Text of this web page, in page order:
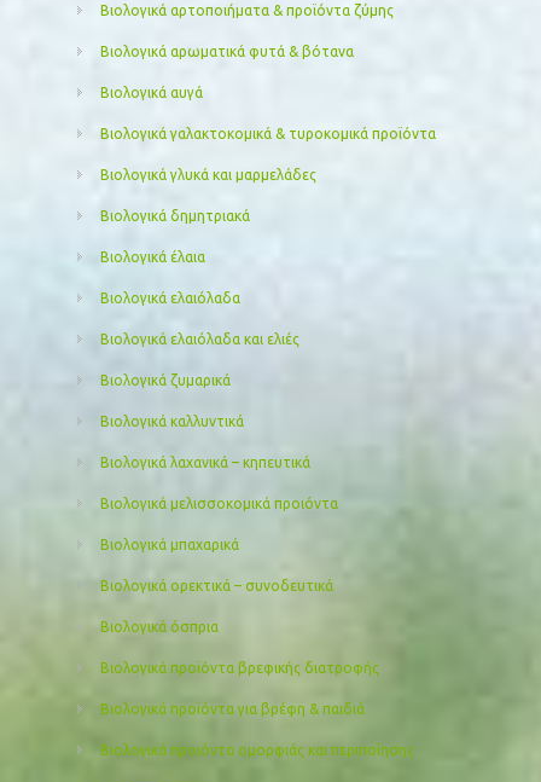
Βιολογικά αρτοποιήματα & προϊόντα ζύμης
Βιολογικά αρωματικά φυτά & βότανα
Βιολογικά αυγά
Βιολογικά γαλακτοκομικά & τυροκομικά προϊόντα
Βιολογικά γλυκά και μαρμελάδες
Βιολογικά δημητριακά
Βιολογικά έλαια
Βιολογικά ελαιόλαδα
Βιολογικά ελαιόλαδα και ελιές
Βιολογικά ζυμαρικά
Βιολογικά καλλυντικά
Βιολογικά λαχανικά – κηπευτικά
Βιολογικά μελισσοκομικά προιόντα
Βιολογικά μπαχαρικά
Βιολογικά ορεκτικά – συνοδευτικά
Βιολογικά όσπρια
Βιολογικά προϊόντα βρεφικής διατροφής
Βιολογικά προϊόντα για βρέφη & παιδιά
Βιολογικά προιόντα ομορφιάς και περιποίησης